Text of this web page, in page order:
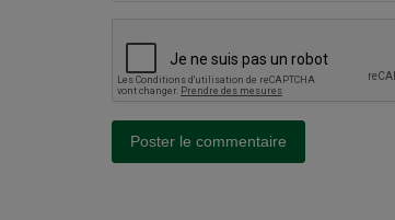
Poster le commentaire